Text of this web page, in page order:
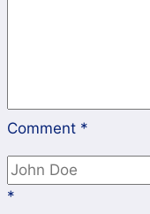
Comment *
*